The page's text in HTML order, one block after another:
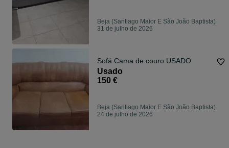
Beja (Santiago Maior E São João Baptista)
31 de julho de 2026
Sofá Cama de couro USADO
Usado
150 €
Beja (Santiago Maior E São João Baptista)
24 de julho de 2026